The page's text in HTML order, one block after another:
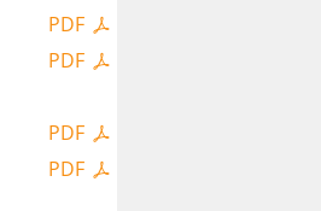
PDF
PDF
PDF
PDF